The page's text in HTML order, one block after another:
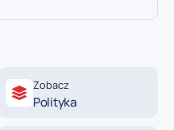
Zobacz
Polityka